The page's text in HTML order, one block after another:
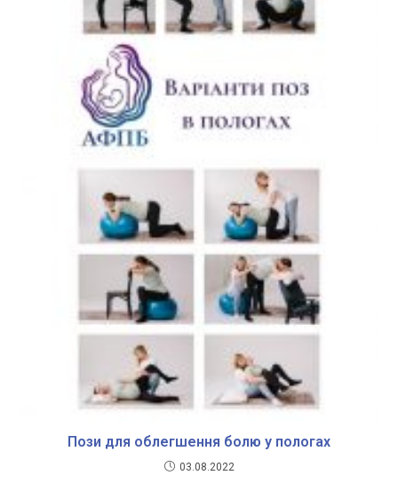
Пози для облегшення болю у пологах
03.08.2022